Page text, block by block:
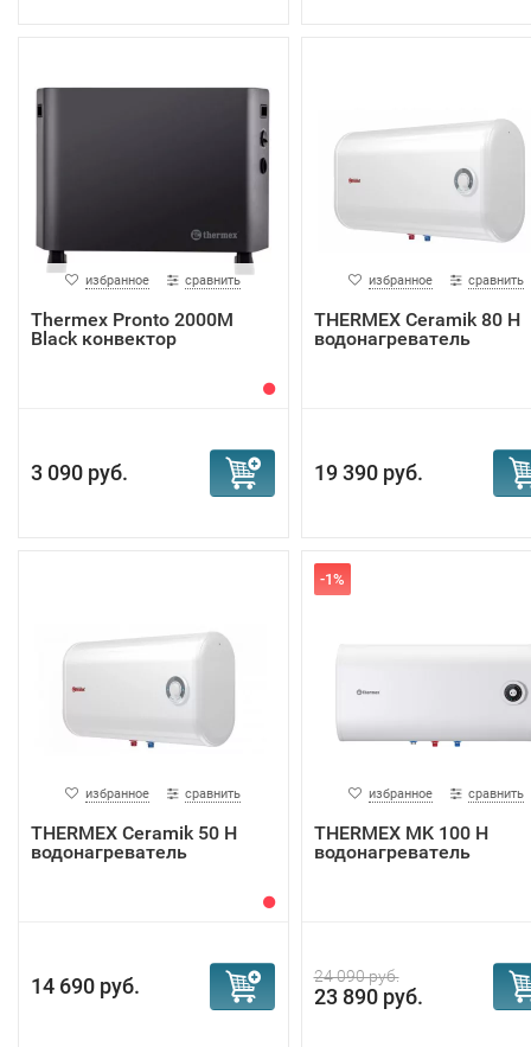
избранное сравнить
Тhermex Pronto 2000M
Black конвектор
3 090 руб.
избранное сравнить
THERMEX Ceramik 80 H
водонагреватель
19 390 руб.
избранное сравнить
THERMEX Ceramik 50 H
водонагреватель
14 690 руб.
-1%
избранное сравнить
THERMEX MK 100 H
водонагреватель
24 090 руб.
23 890 руб.